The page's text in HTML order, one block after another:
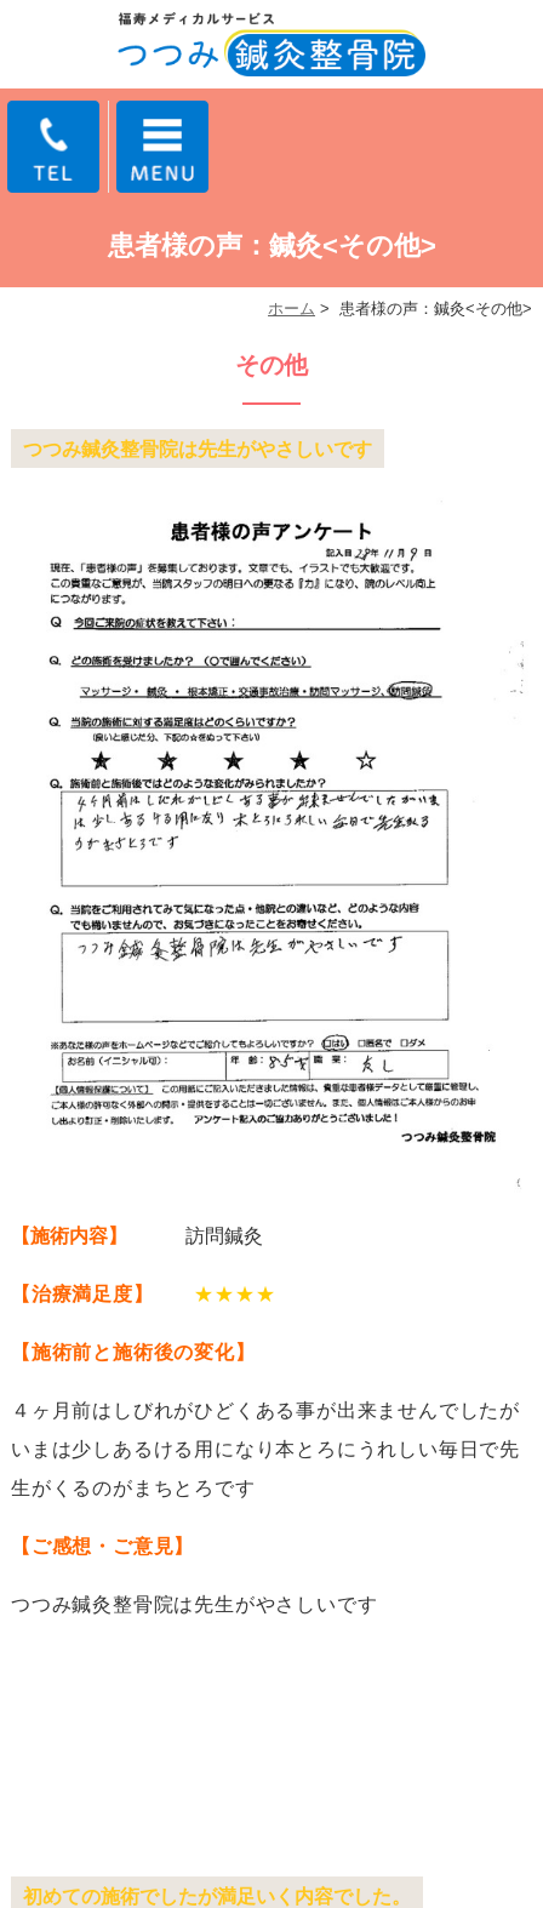
患者様の声：鍼灸<その他>
ホーム > 患者様の声：鍼灸<その他>
その他
つつみ鍼灸整骨院は先生がやさしいです
【施術内容】 訪問鍼灸
【治療満足度】 ★★★★
【施術前と施術後の変化】
４ヶ月前はしびれがひどくある事が出来ませんでしたが
いまは少しあるける用になり本とろにうれしい毎日で先
生がくるのがまちとろです
【ご感想・ご意見】
つつみ鍼灸整骨院は先生がやさしいです
初めての施術でしたが満足いく内容でした。